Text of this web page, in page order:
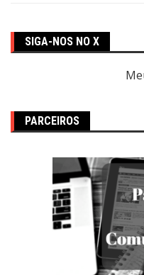
SIGA-NOS NO X
PARCEIROS